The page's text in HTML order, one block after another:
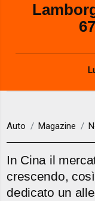
Auto Magazine
In Cina il
crescendo,
dedicato un